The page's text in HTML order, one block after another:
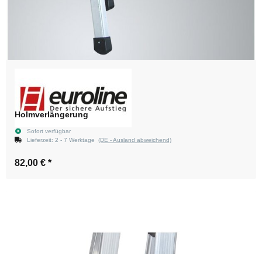
Holmverlängerung
Sofort verfügbar
Lieferzeit: 2 - 7 Werktage (DE - Ausland abweichend)
82,00 € *